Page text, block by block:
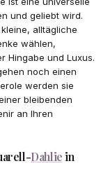
und geliebt wird.
alltägliche
wählen,
Hingabe und Luxus.
noch einen
werden sie
bleibenden
an Ihren
Dahliein